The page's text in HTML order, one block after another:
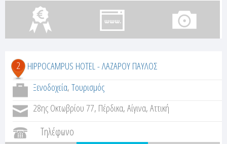
ς
2 HIPPOCAMPUS HOTEL - ΛΑΖΑΡΟΥ ΠΑΥΛΟΣ
Ξενοδοχεία,Τουρισμός
28ης Οκτωβρίου 77, Πέρδικα, Αίγινα, Αττική
Τηλέφωνο